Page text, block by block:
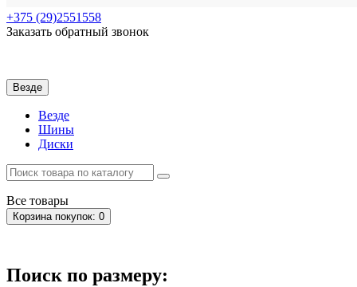
+375 (29)2551558
Заказать обратный звонок
Везде
Везде
Шины
Диски
Все товары
Корзинапокупок: 0
Поиск по размеру: